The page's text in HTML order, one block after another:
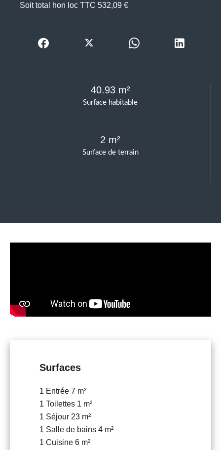
Surface habitable
40.93 m²
Surface de terrain
2 m²
Soit total hon loc TTC 532,09 €
Surfaces
1 Entrée 7 m²
1 Toilettes 1 m²
1 Séjour 23 m²
1 Salle de bains 4 m²
1 Cuisine 6 m²